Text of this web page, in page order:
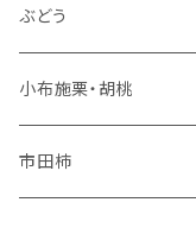
冬りんご
夏りんご
秋りんご
ぶどう
シャインマスカット
ナガノパープル
小布施栗・胡桃
市田柿